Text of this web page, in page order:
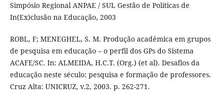
Simpósio Regional ANPAE / SUL Gestão de Políticas de
In(Ex)clusão na Educação, 2003
ROBL, F; MENEGHEL, S. M. Produção acadêmica em grupos
de pesquisa em educação – o perfil dos GPs do Sistema
ACAFE/SC. In: ALMEIDA, H.C.T. (Org.) (et al). Desafios da
educação neste século: pesquisa e formação de professores.
Cruz Alta: UNICRUZ, v.2, 2003. p. 262-271.